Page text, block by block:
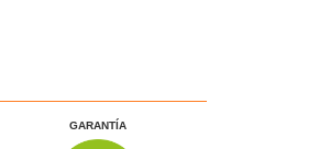
GARANTÍA